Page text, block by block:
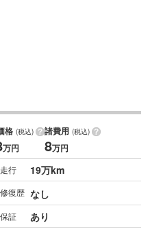
格 (税込)
万円
諸費用 (税込)
8万円
走行 19万km
修復歴 なし
保証 あり